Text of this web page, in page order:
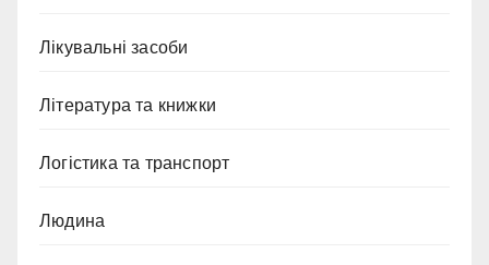
Лікувальні засоби
Література та книжки
Логістика та транспорт
Людина